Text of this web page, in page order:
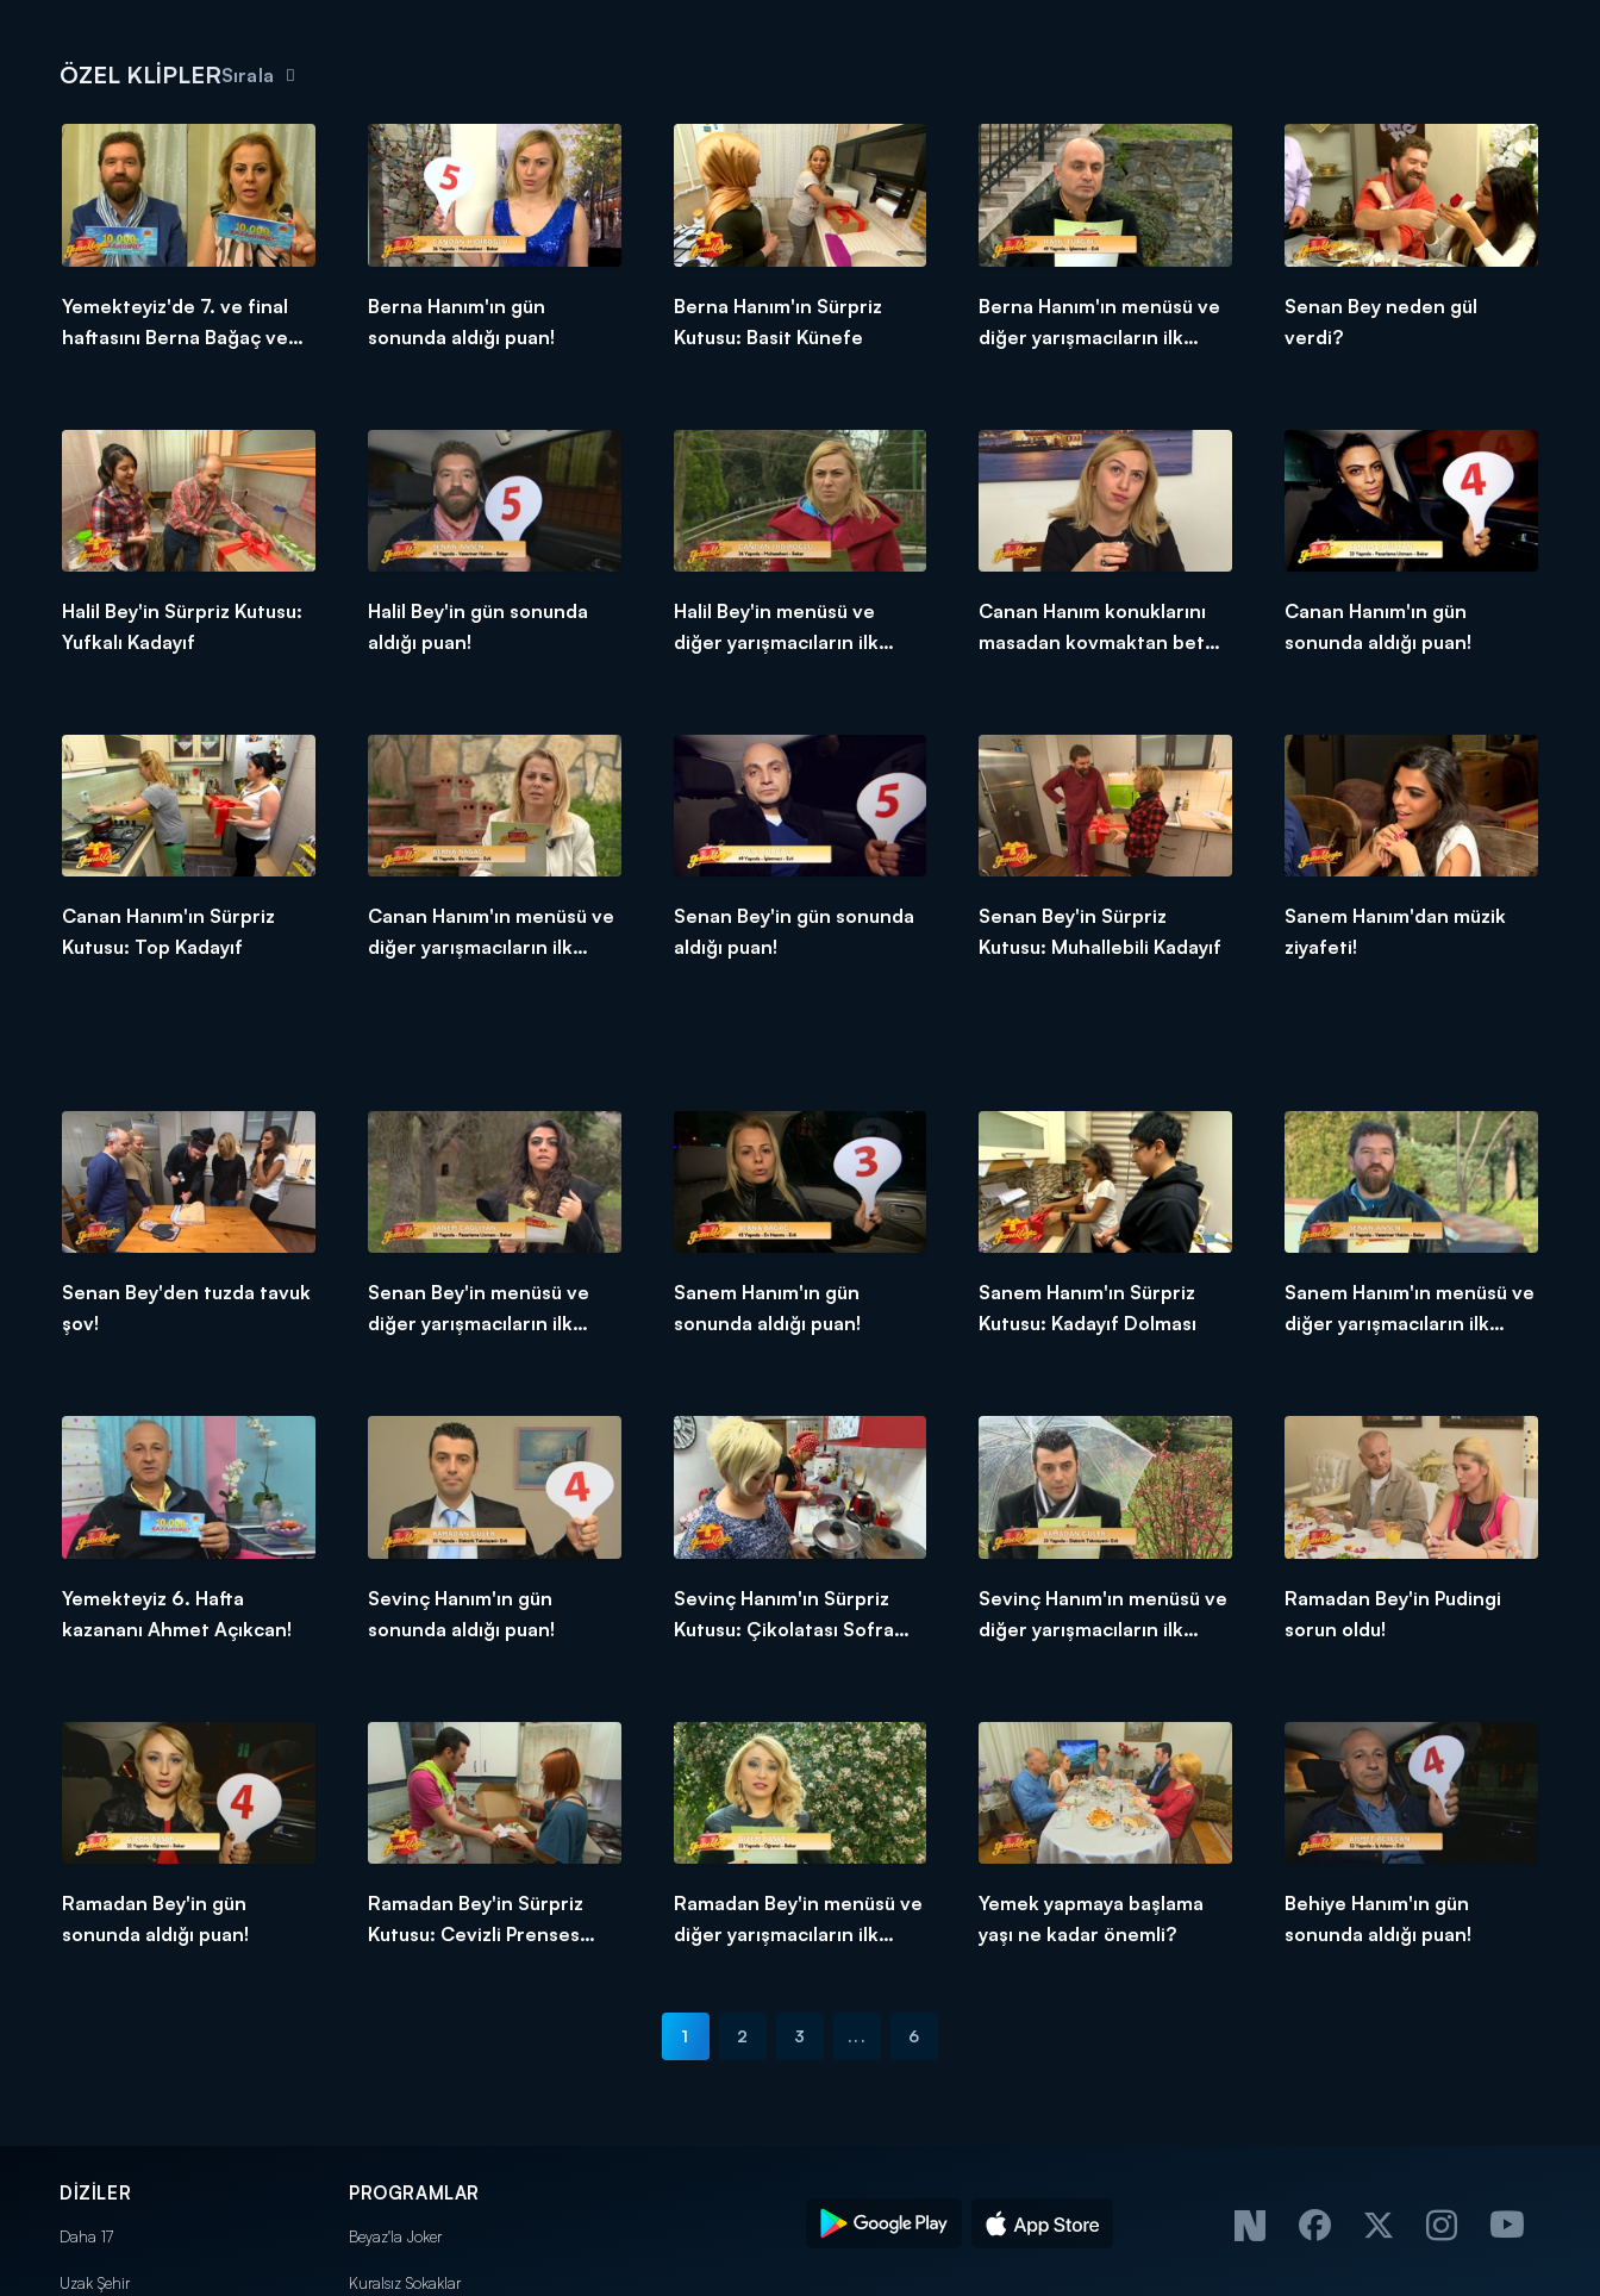
ÖZEL KLİPLERSırala
Yemekteyiz'de 7. ve final
haftasını Berna Bağaç ve
Berna Hanım'ın gün
sonunda aldığı puan!
Berna Hanım'ın Sürpriz
Kutusu: Basit Künefe
Berna Hanım'ın menüsü ve
diğer yarışmacıların ilk
Senan Bey neden gül
verdi?
Halil Bey'in Sürpriz Kutusu:
Yufkalı Kadayıf
Halil Bey'in gün sonunda
aldığı puan!
Halil Bey'in menüsü ve
diğer yarışmacıların ilk
Canan Hanım konuklarını
masadan kovmaktan beter
Canan Hanım'ın gün
sonunda aldığı puan!
Canan Hanım'ın Sürpriz
Kutusu: Top Kadayıf
Canan Hanım'ın menüsü ve
diğer yarışmacıların ilk
Senan Bey'in gün sonunda
aldığı puan!
Senan Bey'in Sürpriz
Kutusu: Muhallebili Kadayıf
Sanem Hanım'dan müzik
ziyafeti!
Senan Bey'den tuzda tavuk
şov!
Senan Bey'in menüsü ve
diğer yarışmacıların ilk
Sanem Hanım'ın gün
sonunda aldığı puan!
Sanem Hanım'ın Sürpriz
Kutusu: Kadayıf Dolması
Sanem Hanım'ın menüsü ve
diğer yarışmacıların ilk
Yemekteyiz 6. Hafta
kazananı Ahmet Açıkcan!
Sevinç Hanım'ın gün
sonunda aldığı puan!
Sevinç Hanım'ın Sürpriz
Kutusu: Çikolatası Sofra
Sevinç Hanım'ın menüsü ve
diğer yarışmacıların ilk
Ramadan Bey'in Pudingi
sorun oldu!
Ramadan Bey'in gün
sonunda aldığı puan!
Ramadan Bey'in Sürpriz
Kutusu: Cevizli Prenses
Ramadan Bey'in menüsü ve
diğer yarışmacıların ilk
Yemek yapmaya başlama
yaşı ne kadar önemli?
Behiye Hanım'ın gün
sonunda aldığı puan!
1 2 3 ... 6
DİZİLER
Daha 17
Uzak Şehir
PROGRAMLAR
Beyaz'la Joker
Kuralsız Sokaklar